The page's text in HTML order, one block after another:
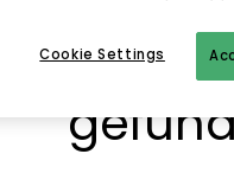
die
Cookie Settings